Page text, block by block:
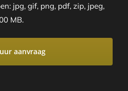
jpg, gif, png, pdf, zip, jpeg,
MB.